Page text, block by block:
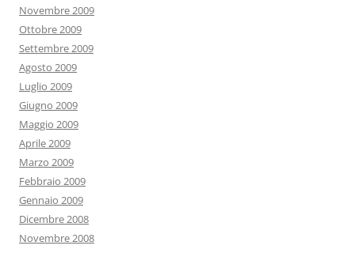
Novembre 2009
Ottobre 2009
Settembre 2009
Agosto 2009
Luglio 2009
Giugno 2009
Maggio 2009
Aprile 2009
Marzo 2009
Febbraio 2009
Gennaio 2009
Dicembre 2008
Novembre 2008